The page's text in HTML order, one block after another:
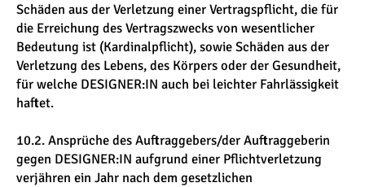
Schäden aus der Verletzung einer Vertragspflicht, die für
die Erreichung des Vertragszwecks von wesentlicher
Bedeutung ist (Kardinalpflicht), sowie Schäden aus der
Verletzung des Lebens, des Körpers oder der Gesundheit,
für welche DESIGNER:IN auch bei leichter Fahrlässigkeit
haftet.
10.2. Ansprüche des Auftraggebers/der Auftraggeberin
gegen DESIGNER:IN aufgrund einer Pflichtverletzung
verjähren ein Jahr nach dem gesetzlichen